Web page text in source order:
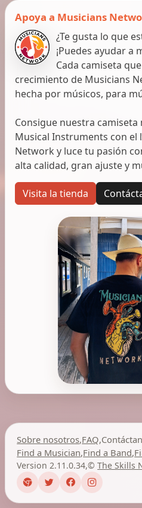
Apoya a Musicians
¿Te gusta lo que
¡Puedes ayudar a
Cada camiseta
crecimiento de Musicians
hecha por músicos, para
Consigue nuestra
Musical Instruments con el
Network y luce tu pasión
alta calidad, gran ajuste y
Visita la tienda
Sobre nosotros,FAQ,
Find a Musician,Find a Band,
Version 2.11.0.34,©The Skills